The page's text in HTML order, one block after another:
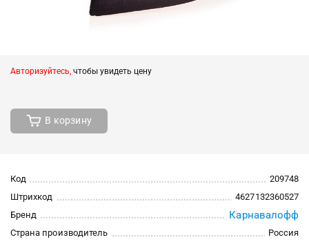
Авторизуйтесь, чтобы увидеть цену
В корзину
Код
209748
Штрихкод
4627132360527
Бренд
Карнавалофф
Страна производитель
Россия